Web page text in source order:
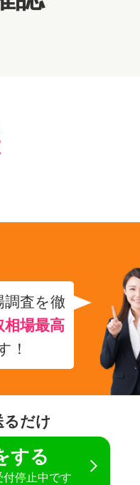
査を徹
相場最高
！
るだけ
する
停止中です